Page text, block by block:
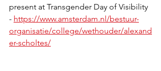
present at Transgender Day of Visibility
- https://www.amsterdam.nl/bestuur-
organisatie/college/wethouder/alexand
er-scholtes/